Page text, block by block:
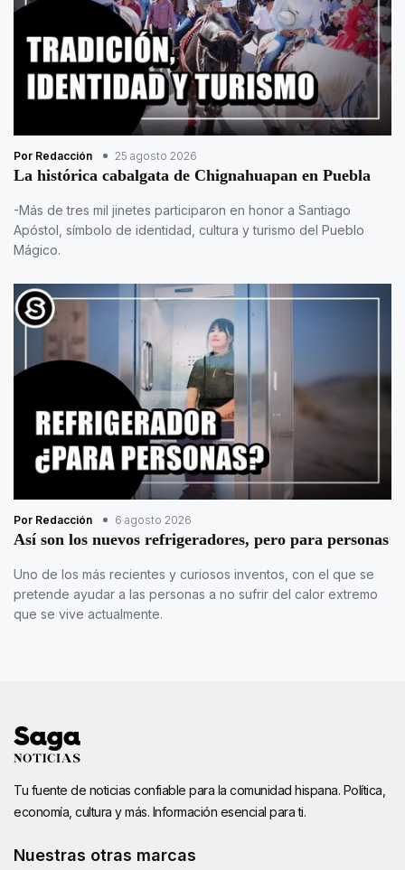
Por Redacción 25 agosto 2026
La histórica cabalgata de Chignahuapan en Puebla
-Más de tres mil jinetes participaron en honor a Santiago
Apóstol, símbolo de identidad, cultura y turismo del Pueblo
Mágico.
Por Redacción 6 agosto 2026
Así son los nuevos refrigeradores, pero para personas
Uno de los más recientes y curiosos inventos, con el que se
pretende ayudar a las personas a no sufrir del calor extremo
que se vive actualmente.
Tu fuente de noticias confiable para la comunidad hispana. Política,
economía, cultura y más. Información esencial para ti.
Nuestras otras marcas